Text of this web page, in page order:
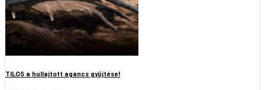
TILOS a hullajtott agancs gyűjtése!